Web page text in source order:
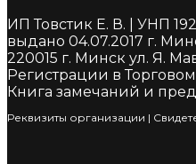
ИП Товстик Е. В. | УНП
выдано 04.07.2017 г.
220015 г. Минск ул. Я.
Регистрации в
Книга замечаний и
Реквизиты организации |